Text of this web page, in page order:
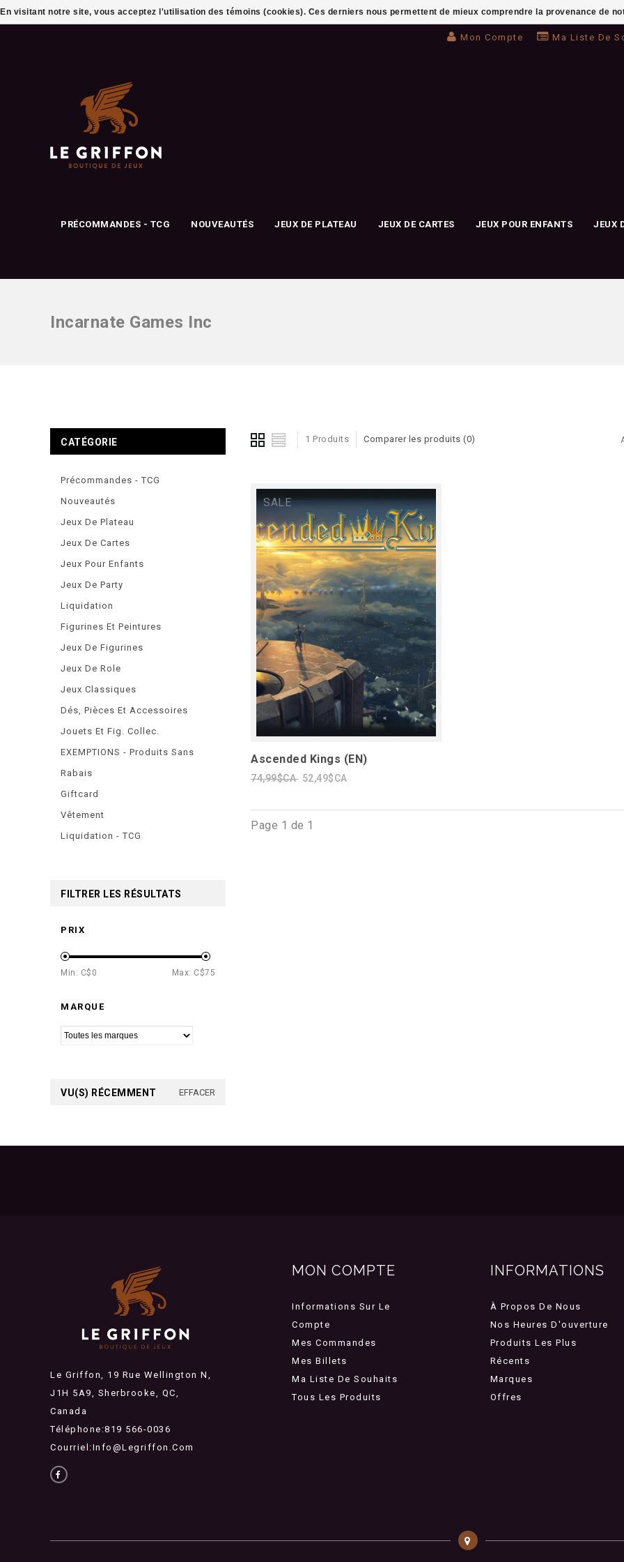
Mon Compte Ma Liste De
PRÉCOMMANDES - TCG NOUVEAUTÉS JEUX DE PLATEAU JEUX DE CARTES JEUX POUR ENFANTS JEUX
Incarnate Games Inc
1 Produits Comparer les produits (0)
SALE
Ascended Kings (EN)
74,99$CA 52,49$CA
Page 1 de 1
CATÉGORIE
Précommandes - TCG
Nouveautés
Jeux De Plateau
Jeux De Cartes
Jeux Pour Enfants
Jeux De Party
Liquidation
Figurines Et Peintures
Jeux De Figurines
Jeux De Role
Jeux Classiques
Dés, Pièces Et Accessoires
Jouets Et Fig. Collec.
EXEMPTIONS - Produits Sans
Rabais
Giftcard
Vêtement
Liquidation - TCG
FILTRER LES RÉSULTATS
PRIX
Min: C$ 0 Max: C$75
MARQUE
VU(S) RÉCEMMENT EFFACER
Le Griffon, 19 Rue Wellington N,
J1H 5A9, Sherbrooke, QC,
Canada
Téléphone:819 566-0036
Courriel:Info@legriffon.com
MON COMPTE
Informations Sur Le
Compte
Mes Commandes
Mes Billets
Ma Liste De Souhaits
Tous Les Produits
INFORMATIONS
À Propos De Nous
Nos Heures D'ouverture
Produits Les Plus
Récents
Marques
Offres
En visitant notre site, vous acceptez l'utilisation des témoins (cookies). Ces derniers nous permettent de mieux comprendre la provenance de